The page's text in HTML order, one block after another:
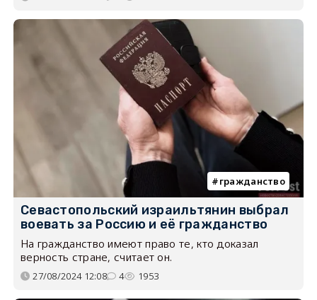
гражданство
Севастопольский израильтянин выбрал
воевать за Россию и её гражданство
На гражданство имеют право те, кто доказал
верность стране, считает он.
27/08/2024 12:08 4 1953